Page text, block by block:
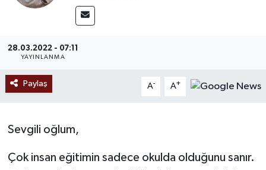
28.03.2022 - 07:11
YAYINLANMA
Paylaş A- A+
Sevgili oğlum,
Çok insan eğitimin sadece okulda olduğunu sanır.
Sağlık
Tokat Haber